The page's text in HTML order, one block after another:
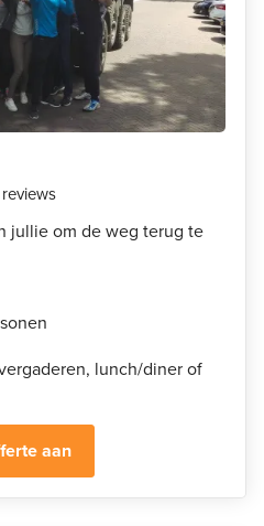
jullie om de weg terug te
lunch/diner of
aan